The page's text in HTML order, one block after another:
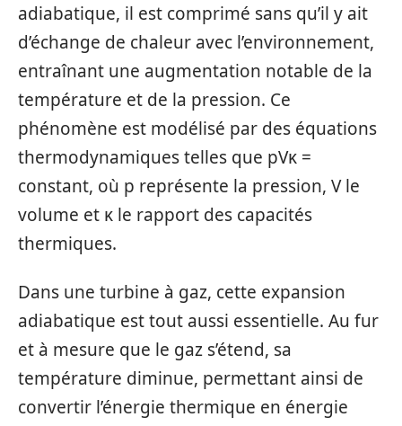
adiabatique, il est comprimé sans qu’il y ait
d’échange de chaleur avec l’environnement,
entraînant une augmentation notable de la
température et de la pression. Ce
phénomène est modélisé par des équations
thermodynamiques telles que pVκ =
constant, où p représente la pression, V le
volume et κ le rapport des capacités
thermiques.
Dans une turbine à gaz, cette expansion
adiabatique est tout aussi essentielle. Au fur
et à mesure que le gaz s’étend, sa
température diminue, permettant ainsi de
convertir l’énergie thermique en énergie